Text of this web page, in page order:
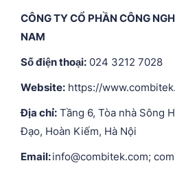
CÔNG TY CỔ PHẦN CÔNG
NAM
Số điện thoại: 024 3212 7028
Website: https://
Địa chỉ: Tầng 6, Tòa nhà Sông
Đạo, Hoàn Kiếm, Hà Nội
Email:info@combitek.com;